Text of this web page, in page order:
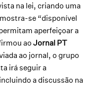
na lei, criando uma
se “disponível
aperfeiçoar a
aoJornal PT
ao jornal, o grupo
irá seguir a
a discussão na